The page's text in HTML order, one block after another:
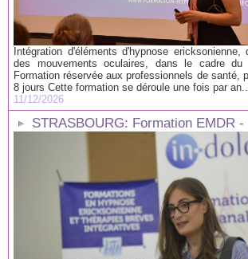
Intégration d'éléments d'hypnose
des mouvements oculaires, dans le cadre du
Formation réservée aux professionnels de santé,
8 jours Cette formation se déroule une fois par
11/12/2026
STRASBOURG: Formation EMDR